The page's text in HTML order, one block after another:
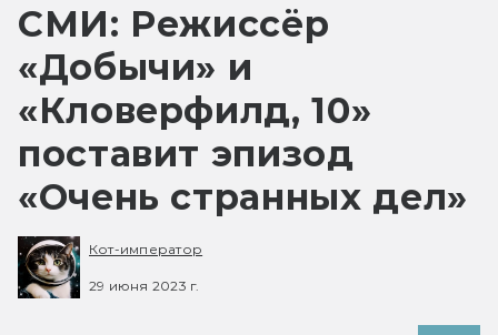
СМИ: Режиссёр
«Добычи» и
«Кловерфилд, 10»
поставит эпизод
«Очень странных дел»
Кот-император
29 июня 2023 г.